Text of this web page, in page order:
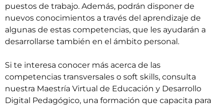
puestos de trabajo. Además, podrán disponer de
nuevos conocimientos a través del aprendizaje de
algunas de estas competencias, que les ayudarán a
desarrollarse también en el ámbito personal.
Si te interesa conocer más acerca de las
competencias transversales o soft skills, consulta
nuestra Maestría Virtual de Educación y Desarrollo
Digital Pedagógico, una formación que capacita para